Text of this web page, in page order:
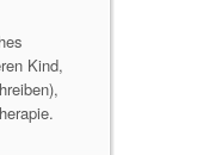
Kind,